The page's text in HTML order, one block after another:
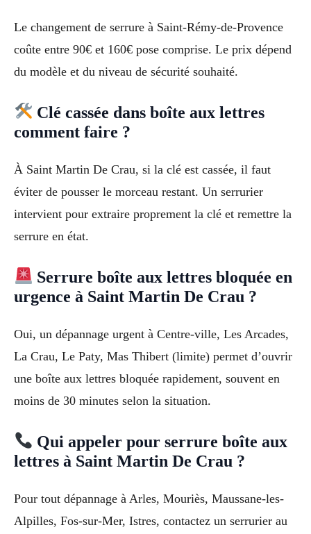
Le changement de serrure à Saint-Rémy-de-Provence
coûte entre 90€ et 160€ pose comprise. Le prix dépend
du modèle et du niveau de sécurité souhaité.
Clé cassée dans boîte aux lettres
comment faire ?
À Saint Martin De Crau, si la clé est cassée, il faut
éviter de pousser le morceau restant. Un serrurier
intervient pour extraire proprement la clé et remettre la
serrure en état.
Serrure boîte aux lettres bloquée en
urgence à Saint Martin De Crau ?
Oui, un dépannage urgent à Centre-ville, Les Arcades,
La Crau, Le Paty, Mas Thibert (limite) permet d’ouvrir
une boîte aux lettres bloquée rapidement, souvent en
moins de 30 minutes selon la situation.
Qui appeler pour serrure boîte aux
lettres à Saint Martin De Crau ?
Pour tout dépannage à Arles, Mouriès, Maussane-les-
Alpilles, Fos-sur-Mer, Istres, contactez un serrurier au